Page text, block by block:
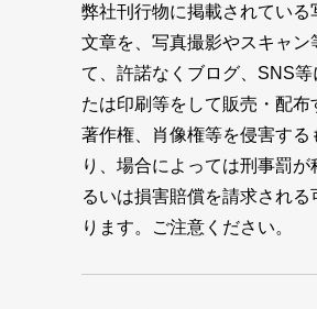
弊社刊行物に掲載されている
文章を、写真撮影やスキャン
て、許諾なくブログ、SNS等
たは印刷等をして販売・配布
著作権、肖像権等を侵害する
り、場合によっては刑事罰が
るいは損害賠償を請求される
ります。ご注意ください。